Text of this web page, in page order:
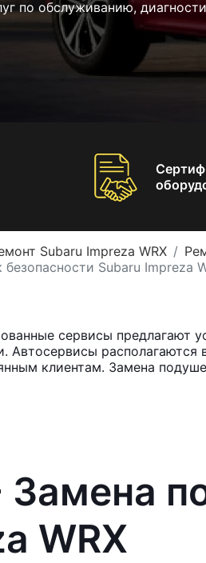
по обслуживанию,
Subaru Impreza WRX
Subaru Impreza
сервисы предлагают
Автосервисы
клиентам. Замена
WRX